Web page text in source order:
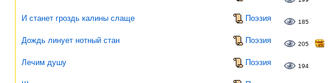
И станет гроздь калины слаще Поэзия 185
Дождь линует нотный стан Поэзия 205
Лечим душу Поэзия 194